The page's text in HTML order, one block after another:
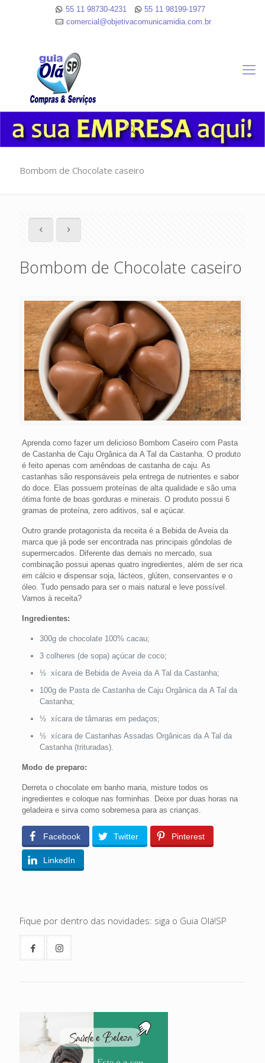
55 11 98730-4231
55 11 98199-1977
comercial@objetivacomunicamidia.com.br
Bombom de Chocolate caseiro
Bombom de Chocolate caseiro
Aprenda como fazer um delicioso Bombom Caseiro com Pasta
de Castanha de Caju Orgânica da A Tal da Castanha. O produto
é feito apenas com amêndoas de castanha de caju. As
castanhas são responsáveis pela entrega de nutrientes e sabor
do doce. Elas possuem proteínas de alta qualidade e são uma
ótima fonte de boas gorduras e minerais. O produto possui 6
gramas de proteína, zero aditivos, sal e açúcar.
Outro grande protagonista da receita é a Bebida de Aveia da
marca que já pode ser encontrada nas principais gôndolas de
supermercados. Diferente das demais no mercado, sua
combinação possui apenas quatro ingredientes, além de ser rica
em cálcio e dispensar soja, lácteos, glúten, conservantes e o
óleo. Tudo pensado para ser o mais natural e leve possível.
Vamos à receita?
Ingredientes:
300g de chocolate 100% cacau;
3 colheres (de sopa) açúcar de coco;
½ xícara de Bebida de Aveia da A Tal da Castanha;
100g de Pasta de Castanha de Caju Orgânica da A Tal da
Castanha;
½ xícara de tâmaras em pedaços;
½ xícara de Castanhas Assadas Orgânicas da A Tal da
Castanha (trituradas).
Modo de preparo:
Derreta o chocolate em banho maria, misture todos os
ingredientes e coloque nas forminhas. Deixe por duas horas na
geladeira e sirva como sobremesa para as crianças.
Facebook Twitter Pinterest
LinkedIn
Fique por dentro das novidades: siga o Guia Olá!SP